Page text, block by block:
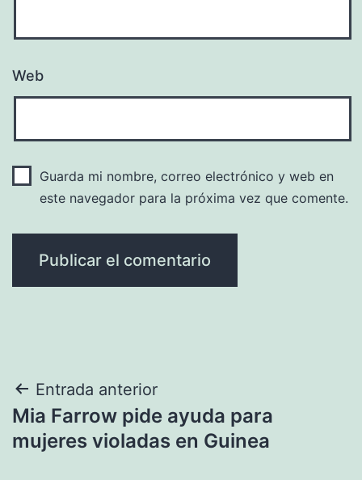
Web
Guarda mi nombre, correo electrónico y web en
este navegador para la próxima vez que comente.
Navegación
de
Entrada anterior
Mia Farrow pide ayuda para
mujeres violadas en Guinea